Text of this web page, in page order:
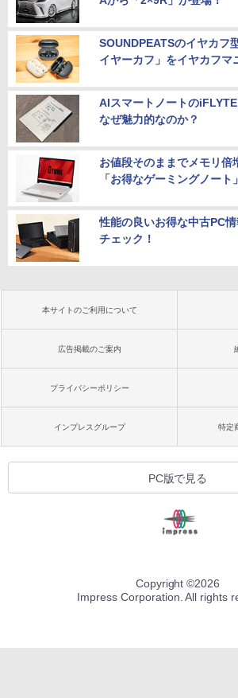
SOUNDPEATSのイヤカフ
イヤーカフ」をイヤカフマ
AIスマートノートの
なぜ魅力的なのか？
お値段そのままでメモリ倍
「お得なゲーミングノート」
性能の良いお得な中古PC
チェック！
本サイトのご利用について
広告掲載のご案内
プライバシーポリシー
インプレスグループ 特定
PC版で見る
Copyright ©2026
Impress Corporation. All rights